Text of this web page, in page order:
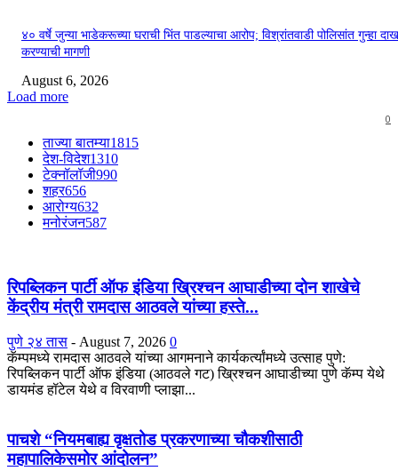
४० वर्षे जुन्या भाडेकरूच्या घराची भिंत पाडल्याचा आरोप; विश्रांतवाडी पोलिसांत गुन्हा
करण्याची मागणी
August 6, 2026
Load more
0
ताज्या बातम्या1815
देश-विदेश1310
टेक्नॉलॉजी990
शहर656
आरोग्य632
मनोरंजन587
रिपब्लिकन पार्टी ऑफ इंडिया ख्रिश्चन आघाडीच्या दोन शाखेचे
केंद्रीय मंत्री रामदास आठवले यांच्या हस्ते...
पुणे २४ तास - August 7, 2026 0
कॅम्पमध्ये रामदास आठवले यांच्या आगमनाने कार्यकर्त्यांमध्ये उत्साह पुणे:
रिपब्लिकन पार्टी ऑफ इंडिया (आठवले गट) ख्रिश्चन आघाडीच्या पुणे कॅम्प येथे
डायमंड हॉटेल येथे व विरवाणी प्लाझा...
पाचशे “नियमबाह्य वृक्षतोड प्रकरणाच्या चौकशीसाठी
महापालिकेसमोर आंदोलन”